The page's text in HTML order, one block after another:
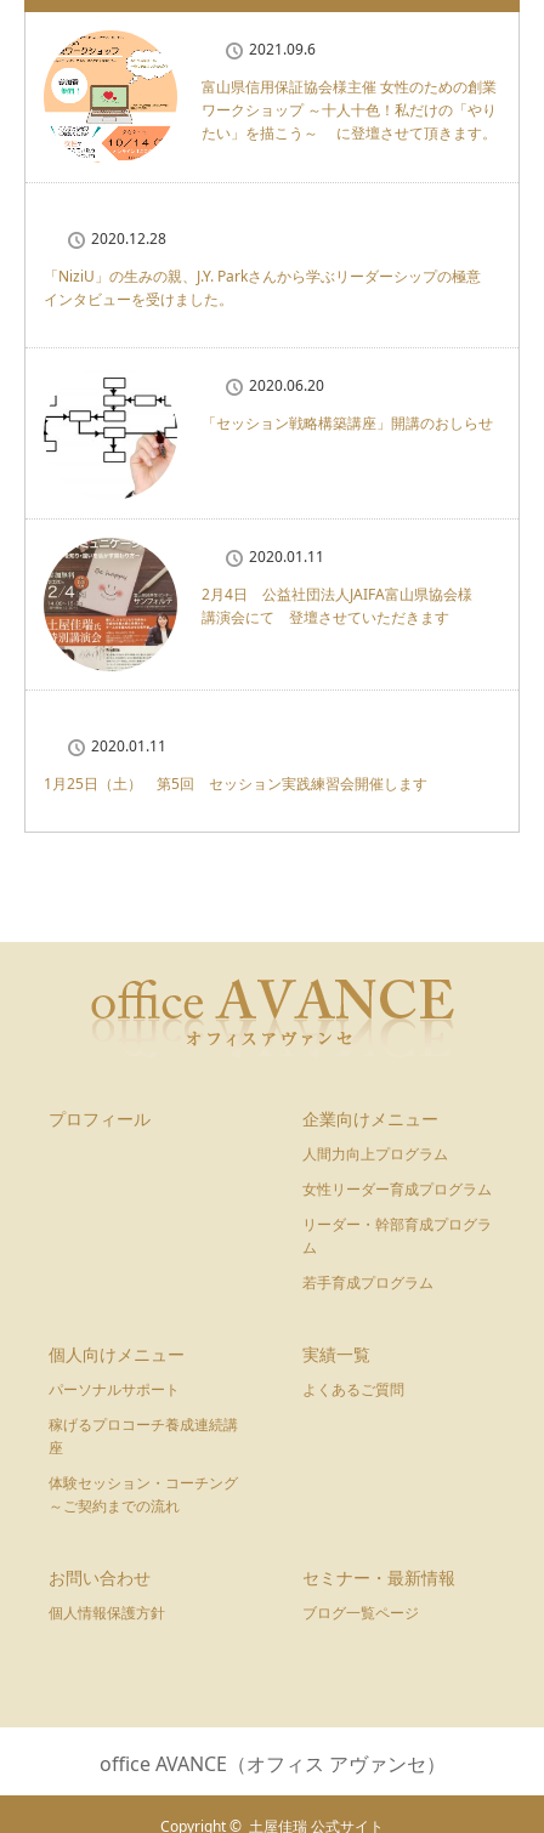
2021.09.6
富山県信用保証協会様主催 女性のための創業
ワークショップ ～十人十色！私だけの「やり
たい」を描こう～ に登壇させて頂きます。
2020.12.28
「NiziU」の生みの親、J.Y. Parkさんから学ぶリーダーシップの極意
インタビューを受けました。
2020.06.20
「セッション戦略構築講座」開講のおしらせ
2020.01.11
2月4日 公益社団法人JAIFA富山県協会様
講演会にて 登壇させていただきます
2020.01.11
1月25日（土） 第5回 セッション実践練習会開催します
プロフィール 企業向けメニュー
人間力向上プログラム
女性リーダー育成プログラム
リーダー・幹部育成プログラ
ム
若手育成プログラム
個人向けメニュー
パーソナルサポート
稼げるプロコーチ養成連続講
座
体験セッション・コーチング
～ご契約までの流れ
実績一覧
よくあるご質問
お問い合わせ
個人情報保護方針
セミナー・最新情報
ブログ一覧ページ
office AVANCE（オフィス アヴァンセ）
Copyright © 土屋佳瑞 公式サイト